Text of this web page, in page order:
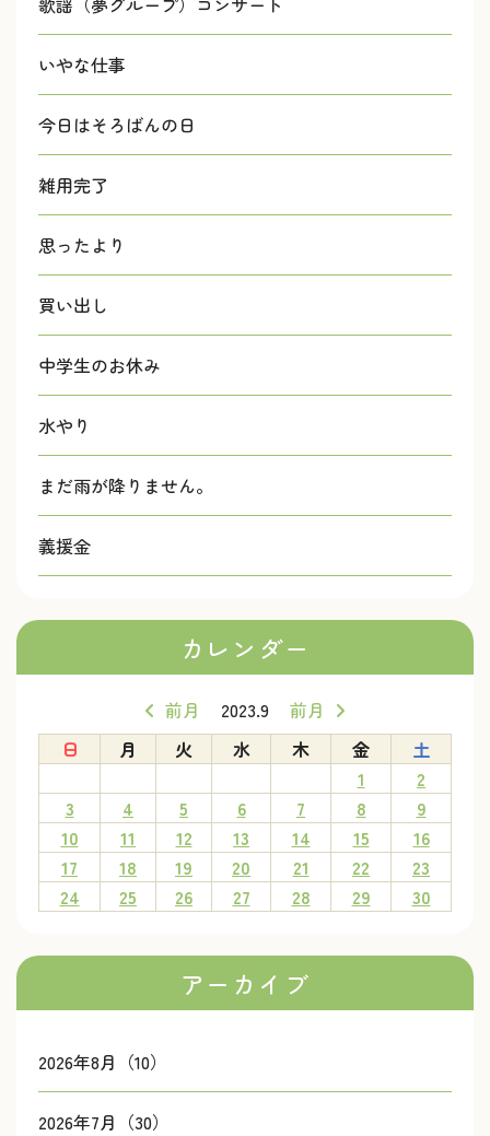
いやな仕事
今日はそろばんの日
雑用完了
思ったより
買い出し
中学生のお休み
水やり
まだ雨が降りません。
義援金
カレンダー
前月 2023.9
前月
日
月 火 水 木 金
土
1
2
3
4 5 6 7 8
9
10
11 12 13 14 15
16
17
18 19 20 21 22
23
24
25 26 27 28 29 30
アーカイブ
2026年8月（10）
2026年7月（30）